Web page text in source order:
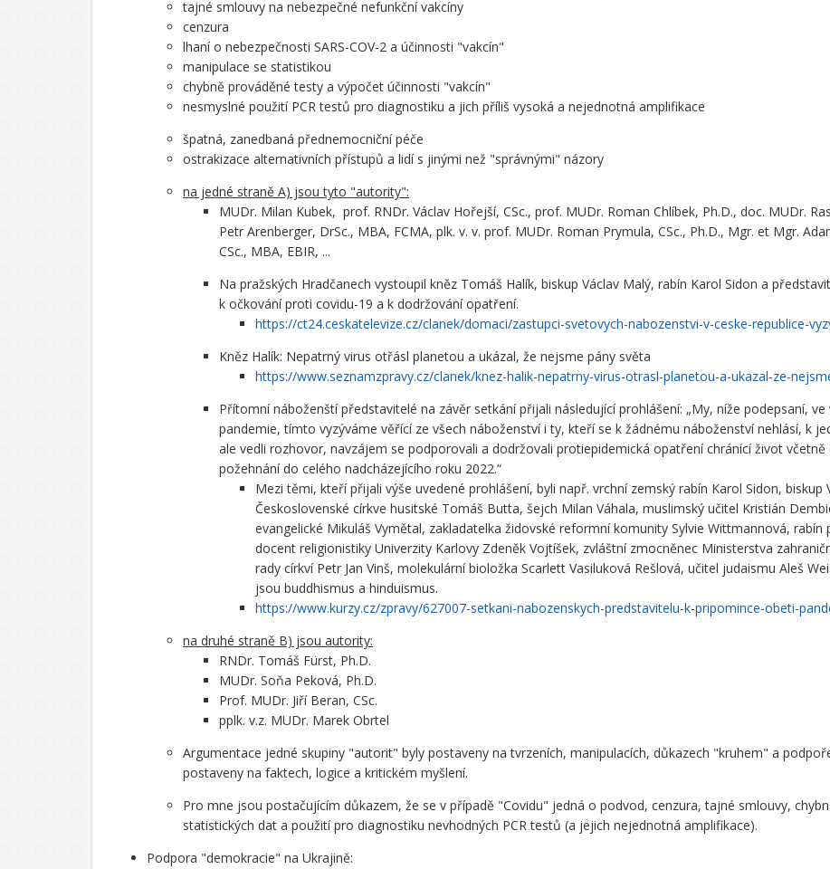
tajné smlouvy na nebezpečné nefunkční vakcíny
cenzura
lhaní o nebezpečnosti SARS-COV-2 a účinnosti "vakcín"
manipulace se statistikou
chybně prováděné testy a výpočet účinnosti "vakcín"
nesmyslné použití PCR testů pro diagnostiku a jich příliš vysoká a nejednotná amplifikace
špatná, zanedbaná přednemocniční péče
ostrakizace alternativních přístupů a lidí s jinými než "správnými" názory
na jedné straně A) jsou tyto "autority":
MUDr. Milan Kubek, prof. RNDr. Václav Hořejší, CSc., prof. MUDr. Roman Chlíbek, Ph.D., doc. MUDr.
Petr Arenberger, DrSc., MBA, FCMA, plk. v. v. prof. MUDr. Roman Prymula, CSc., Ph.D., Mgr. et Mgr.
CSc., MBA, EBIR, ...
Na pražských Hradčanech vystoupil kněz Tomáš Halík, biskup Václav Malý, rabín Karol Sidon a
k očkování proti covidu-19 a k dodržování opatření.
https://ct24.ceskatelevize.cz/clanek/domaci/zastupci-svetovych-nabozenstvi-v-ceske-republice-
Kněz Halík: Nepatrný virus otřásl planetou a ukázal, že nejsme pány světa
https://www.seznamzpravy.cz/clanek/knez-halik-nepatrny-virus-otrasl-planetou-a-ukazal-ze-
Přítomní náboženští představitelé na závěr setkání přijali následující prohlášení: „My, níže podepsaní,
pandemie, tímto vyzýváme věřící ze všech náboženství i ty, kteří se k žádnému náboženství nehlásí, k
ale vedli rozhovor, navzájem se podporovali a dodržovali protiepidemická opatření chránící život
požehnání do celého nadcházejícího roku 2022.“
Mezi těmi, kteří přijali výše uvedené prohlášení, byli např. vrchní zemský rabín Karol Sidon,
Československé církve husitské Tomáš Butta, šejch Milan Váhala, muslimský učitel Kristián
evangelické Mikuláš Vymětal, zakladatelka židovské reformní komunity Sylvie Wittmannová,
docent religionistiky Univerzity Karlovy Zdeněk Vojtíšek, zvláštní zmocněnec Ministerstva
rady církví Petr Jan Vinš, molekulární bioložka Scarlett Vasiluková Rešlová, učitel judaismu Aleš
jsou buddhismus a hinduismus.
https://www.kurzy.cz/zpravy/627007-setkani-nabozenskych-predstavitelu-k-pripomince-obeti-
na druhé straně B) jsou autority:
RNDr. Tomáš Fürst, Ph.D.
MUDr. Soňa Peková, Ph.D.
Prof. MUDr. Jiří Beran, CSc.
pplk. v.z. MUDr. Marek Obrtel
Argumentace jedné skupiny "autorit" byly postaveny na tvrzeních, manipulacích, důkazech "kruhem" a
postaveny na faktech, logice a kritickém myšlení.
Pro mne jsou postačujícím důkazem, že se v případě "Covidu" jedná o podvod, cenzura, tajné smlouvy,
statistických dat a použití pro diagnostiku nevhodných PCR testů (a jejich nejednotná amplifikace).
Podpora "demokracie" na Ukrajině: